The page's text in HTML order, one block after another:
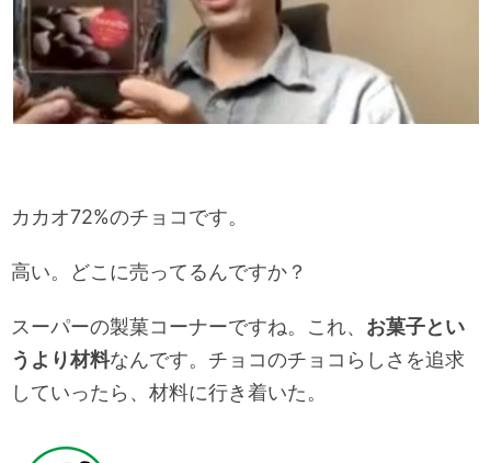
カカオ72%のチョコです。
高い。どこに売ってるんですか？
スーパーの製菓コーナーですね。これ、 お菓子とい
うより材料なんです。チョコのチョコらしさを追求
していったら、材料に行き着いた。